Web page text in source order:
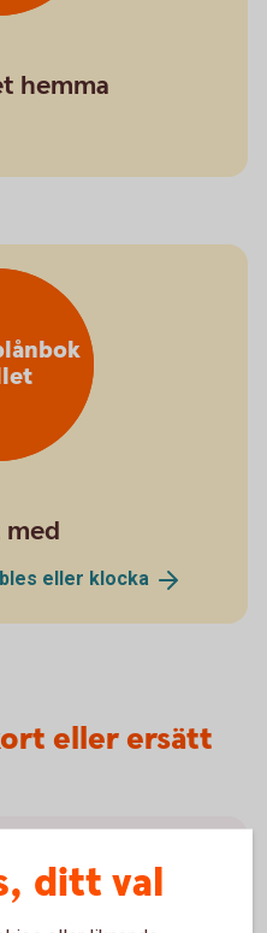
hemma
eller klocka
eller ersätt
ett helt nytt bankkort.
ditt val